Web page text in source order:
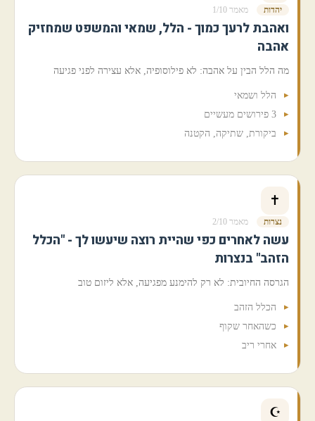
יהדות מאמר 1/10
ואהבת לרעך כמוך - הלל, שמאי והמשפט שמחזיק
אהבה
מה הלל הבין על אהבה: לא פילוסופיה, אלא עצירה לפני פגיעה
הלל ושמאי
3 פירושים מעשיים
ביקורת, שתיקה, הקטנה
✝️
נצרות מאמר 2/10
עשה לאחרים כפי שהיית רוצה שיעשו לך - "הכלל
הזהב" בנצרות
הגרסה החיובית: לא רק להימנע מפגיעה, אלא ליזום טוב
הכלל הזהב
כשהאחר שקוף
אחרי ריב
☪️